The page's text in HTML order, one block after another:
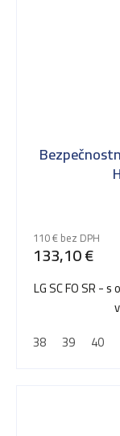
110 € bez DPH
133,10 €
LG SC FO SR -
38
39 40